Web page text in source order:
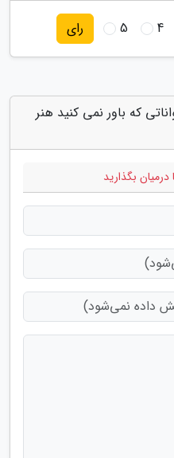
4
5 رای
که باور نمی کنید هنر
درمیان بگذارید